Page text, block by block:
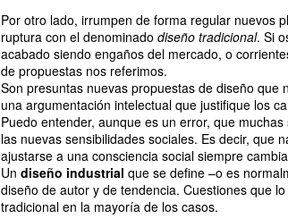
Por otro lado, irrumpen de forma regular nuevos
ruptura con el denominado diseño tradicional. Si
acabado siendo engaños del mercado, o
de propuestas nos referimos.
Son presuntas nuevas propuestas de diseño
una argumentación intelectual que justifique los
Puedo entender, aunque es un error, que
las nuevas sensibilidades sociales. Es decir, que
ajustarse a una consciencia social siempre
Un diseño industrial que se define –o es
diseño de autor y de tendencia. Cuestiones que
tradicional en la mayoría de los casos.